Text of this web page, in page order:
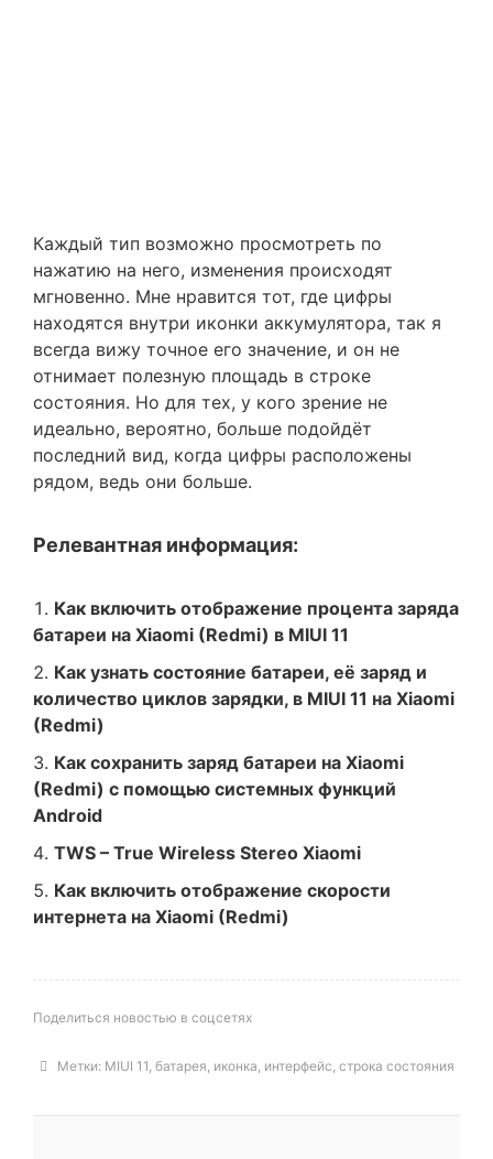
Каждый тип возможно просмотреть по
нажатию на него, изменения происходят
мгновенно. Мне нравится тот, где цифры
находятся внутри иконки аккумулятора, так я
всегда вижу точное его значение, и он не
отнимает полезную площадь в строке
состояния. Но для тех, у кого зрение не
идеально, вероятно, больше подойдёт
последний вид, когда цифры расположены
рядом, ведь они больше.
Релевантная информация:
Как включить отображение процента заряда
батареи на Xiaomi (Redmi) в MIUI 11
Как узнать состояние батареи, её заряд и
количество циклов зарядки, в MIUI 11 на Xiaomi
(Redmi)
Как сохранить заряд батареи на Xiaomi
(Redmi) с помощью системных функций
Android
TWS – True Wireless Stereo Xiaomi
Как включить отображение скорости
интернета на Xiaomi (Redmi)
Поделиться новостью в соцсетях
Метки: MIUI 11, батарея, иконка, интерфейс, строка состояния